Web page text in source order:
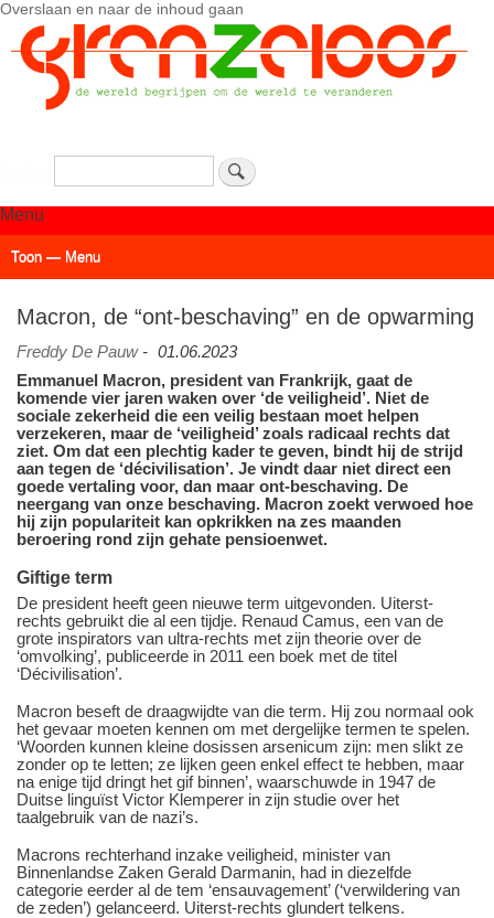
Overslaan en naar de inhoud gaan
Menu
Toon — Menu
Macron, de “ont-beschaving” en de opwarming
Freddy De Pauw- 01.06.2023
Emmanuel Macron, president van Frankrijk, gaat de
komende vier jaren waken over ‘de veiligheid’. Niet de
sociale zekerheid die een veilig bestaan moet helpen
verzekeren, maar de ‘veiligheid’ zoals radicaal rechts dat
ziet. Om dat een plechtig kader te geven, bindt hij de strijd
aan tegen de ‘décivilisation’. Je vindt daar niet direct een
goede vertaling voor, dan maar ont-beschaving. De
neergang van onze beschaving. Macron zoekt verwoed hoe
hij zijn populariteit kan opkrikken na zes maanden
beroering rond zijn gehate pensioenwet.
Giftige term
De president heeft geen nieuwe term uitgevonden. Uiterst-
rechts gebruikt die al een tijdje. Renaud Camus, een van de
grote inspirators van ultra-rechts met zijn theorie over de
‘omvolking’, publiceerde in 2011 een boek met de titel
‘Décivilisation’.
Macron beseft de draagwijdte van die term. Hij zou normaal ook
het gevaar moeten kennen om met dergelijke termen te spelen.
‘Woorden kunnen kleine dosissen arsenicum zijn: men slikt ze
zonder op te letten; ze lijken geen enkel effect te hebben, maar
na enige tijd dringt het gif binnen’, waarschuwde in 1947 de
Duitse linguïst Victor Klemperer in zijn studie over het
taalgebruik van de nazi’s.
Macrons rechterhand inzake veiligheid, minister van
Binnenlandse Zaken Gerald Darmanin, had in diezelfde
categorie eerder al de tem ‘ensauvagement’ (‘verwildering van
de zeden’) gelanceerd. Uiterst-rechts glundert telkens.